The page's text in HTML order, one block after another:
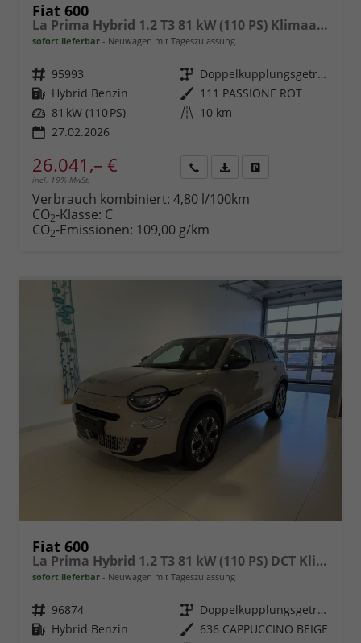
Fiat 600
La Prima Hybrid 1.2 T3 81 kW (110 PS) Klimaautomatik, Massagesitz, Sitzheizung, elektrisch verstellbarer Fahrersitz, Radio, DAB, Apple CarPlay, Android Auto, Navigationssystem, 18 Zoll Leichtmetallfelgen, uvm.
sofort lieferbar Neuwagen mit Tageszulassung
Fahrzeugnr. 95993 Getriebe
Doppelkupplungsgetriebe (DSG)
Kraftstoff Hybrid Benzin Außenfarbe 111 PASSIONE ROT
Leistung 81 kW (110 PS) Kilometerstand 10 km
27.02.2026
26.041,– €
incl. 19% MwSt.
anfordern
Datei,
Verbrauch kombiniert: 4,80 l/100km
CO2-Klasse: C
CO2-Emissionen: 109,00 g/km
Fiat 600
La Prima Hybrid 1.2 T3 81 kW (110 PS) DCT Klimaautomatik, Massagesitz, Sitzheizung, elektrisch verstellbarer Fahrersitz, Radio, DAB, Apple CarPlay, Android Auto, Navigationssystem, 18 Zoll Leichtmetallfelgen, uvm.
sofort lieferbar Neuwagen mit Tageszulassung
Fahrzeugnr. 96874 Getriebe
Doppelkupplungsgetriebe (DSG)
Kraftstoff Hybrid Benzin Außenfarbe 636 CAPPUCCINO BEIGE